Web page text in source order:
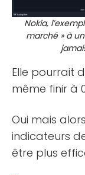
Nokia,
marché » à
Elle pourrait
même finir à
Oui mais
indicateurs
être plus